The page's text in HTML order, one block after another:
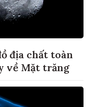
địa chất toàn
về Mặt trăng